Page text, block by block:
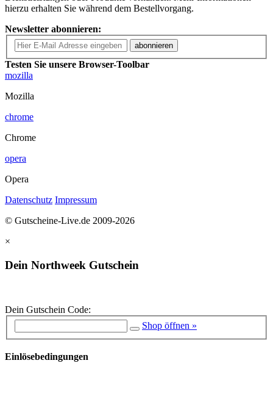
hierzu erhalten Sie während dem Bestellvorgang.
Newsletter abonnieren:
abonnieren
Testen Sie unsere Browser-Toolbar
mozilla
Mozilla
chrome
Chrome
opera
Opera
Datenschutz Impressum
© Gutscheine-Live.de 2009-2026
×
Dein Northweek Gutschein
Dein Gutschein Code:
Shop öffnen »
Einlösebedingungen